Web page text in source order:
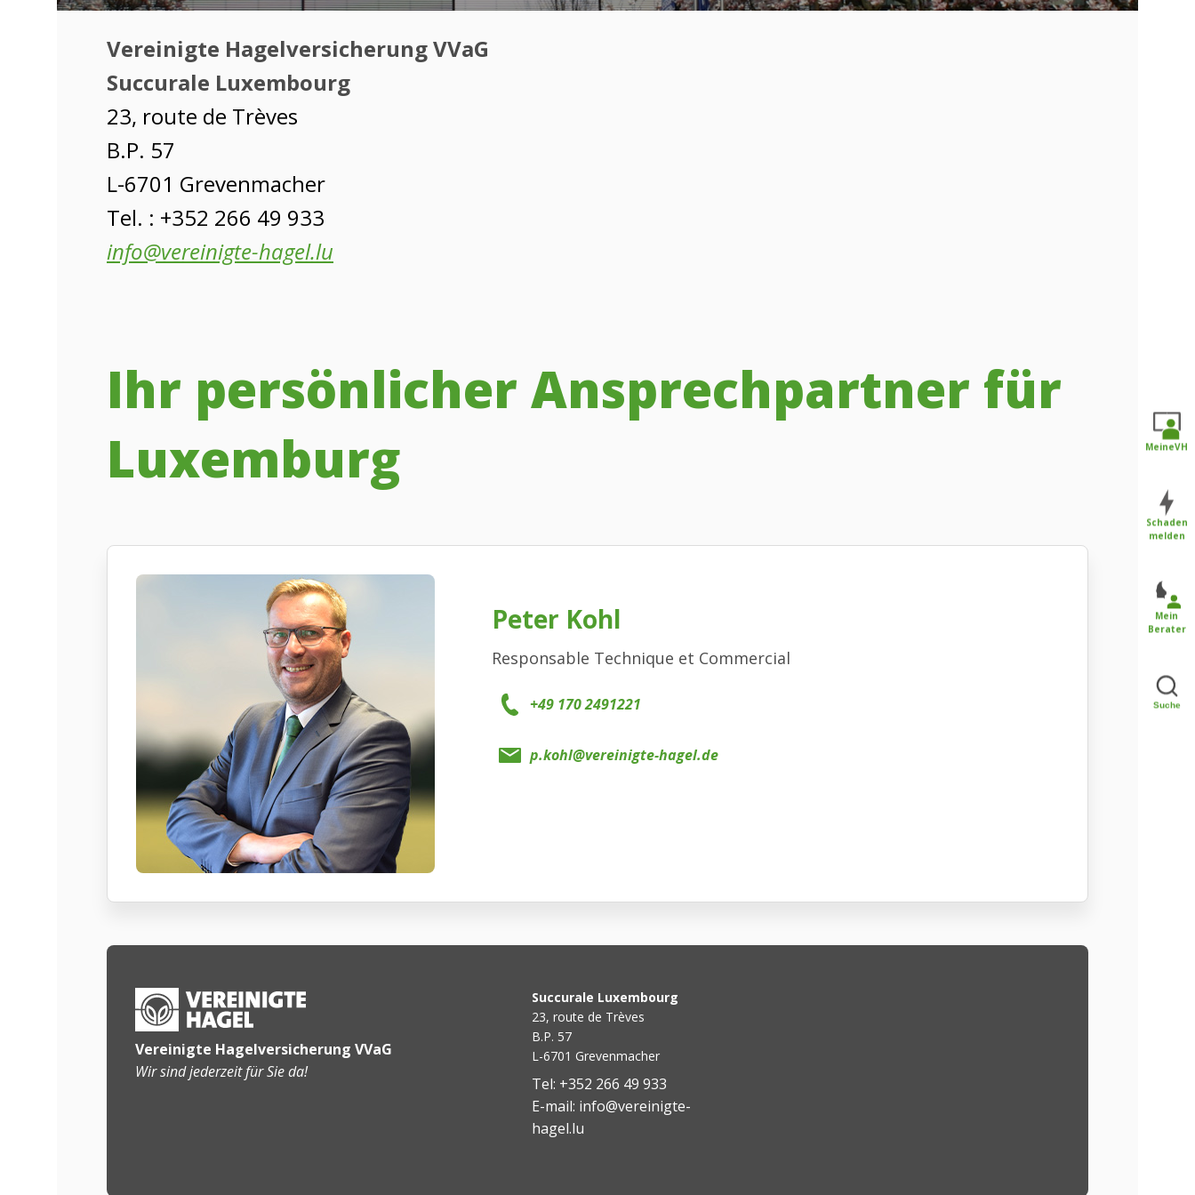
Vereinigte Hagelversicherung VVaG
Succurale Luxembourg
23, route de Trèves
B.P. 57
L-6701 Grevenmacher
Tel. : +352 266 49 933
info@vereinigte-hagel.lu
Ihr persönlicher Ansprechpartner für
Luxemburg
Peter Kohl
Responsable Technique et Commercial
+49 170 2491221
p.kohl@vereinigte-hagel.de
Vereinigte Hagelversicherung VVaG
Wir sind jederzeit für Sie da!
Succurale Luxembourg
23, route de Trèves
B.P. 57
L-6701 Grevenmacher
Tel: +352 266 49 933
E-mail: info@vereinigte-
hagel.lu
MeineVH
Schaden
melden
Mein
Berater
Suche